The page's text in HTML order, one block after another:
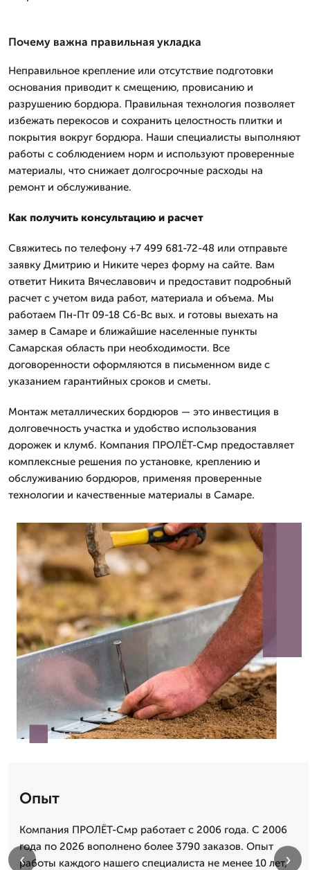
Почему важна правильная укладка
Неправильное крепление или отсутствие подготовки
основания приводит к смещению, провисанию и
разрушению бордюра. Правильная технология позволяет
избежать перекосов и сохранить целостность плитки и
покрытия вокруг бордюра. Наши специалисты выполняют
работы с соблюдением норм и используют проверенные
материалы, что снижает долгосрочные расходы на
ремонт и обслуживание.
Как получить консультацию и расчет
Свяжитесь по телефону +7 499 681-72-48 или отправьте
заявку Дмитрию и Никите через форму на сайте. Вам
ответит Никита Вячеславович и предоставит подробный
расчет с учетом вида работ, материала и объема. Мы
работаем Пн-Пт 09-18 Сб-Вс вых. и готовы выехать на
замер в Самаре и ближайшие населенные пункты
Самарская область при необходимости. Все
договоренности оформляются в письменном виде с
указанием гарантийных сроков и сметы.
Монтаж металлических бордюров — это инвестиция в
долговечность участка и удобство использования
дорожек и клумб. Компания ПРОЛЁТ-Смр предоставляет
комплексные решения по установке, креплению и
обслуживанию бордюров, применяя проверенные
технологии и качественные материалы в Самаре.
Опыт
Компания ПРОЛЁТ-Смр работает с 2006 года. С 2006
года по 2026 вополнено более 3790 заказов. Опыт
работы каждого нашего специалиста не менее 10 лет,
‹ ›